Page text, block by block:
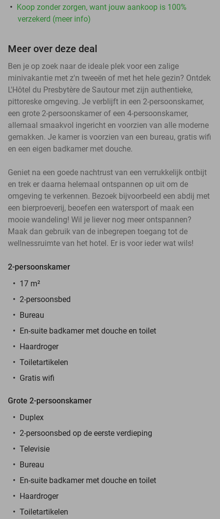
Koop zonder zorgen, want jouw aankoop is 100%
verzekerd (meer info)
Meer over deze deal
Ben je op zoek naar de ideale plek voor een zalige
minivakantie met z'n tweeën of met het hele gezin? Ontdek
L'Hôtel du Presbytère de Sautour met zijn authentieke,
pittoreske omgeving. Je verblijft in een 2-persoonskamer,
een grote 2-persoonskamer of een 4-persoonskamer,
allemaal smaakvol ingericht en voorzien van alle moderne
gemakken. Je kamer is voorzien van een bureau, gratis wifi
en een eigen badkamer met douche.
Geniet na een goede nachtrust van een verrukkelijk ontbijt
en trek er daarna helemaal ontspannen op uit om de
omgeving te verkennen. Bezoek bijvoorbeeld een abdij met
een bierproeverij, beoefen een watersport of maak een
mooie wandeling! Wil je liever nog meer ontspannen?
Maak dan gebruik van de inbegrepen toegang tot de
wellnessruimte van het hotel. Er is voor ieder wat wils!
2-persoonskamer
17 m²
2-persoonsbed
Bureau
En-suite badkamer met douche en toilet
Haardroger
Toiletartikelen
Gratis wifi
Grote 2-persoonskamer
Duplex
2-persoonsbed op de eerste verdieping
Televisie
Bureau
En-suite badkamer met douche en toilet
Haardroger
Toiletartikelen